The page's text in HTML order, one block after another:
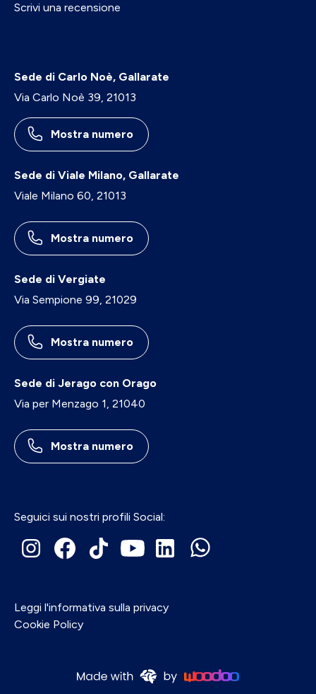
Scrivi una recensione
Sede di Carlo Noè, Gallarate
Via Carlo Noè 39, 21013
Mostra numero
Sede di Viale Milano, Gallarate
Viale Milano 60, 21013
Mostra numero
Sede di Vergiate
Via Sempione 99, 21029
Mostra numero
Sede di Jerago con Orago
Via per Menzago 1, 21040
Mostra numero
Seguici sui nostri profili Social:
Leggi l'informativa sulla privacy
Cookie Policy